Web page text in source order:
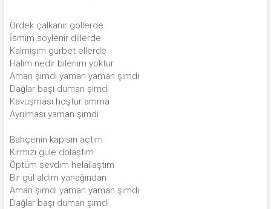
Ördek çalkanır göllerde
İsmim söylenir dillerde
Kalmışım gurbet ellerde
Halim nedir bilenim yoktur
Aman şimdi yaman yaman şimdi
Dağlar başı duman şimdi
Kavuşması hoştur amma
Ayrılması yaman şimdi
Bahçenin kapısın açtım
Kırmızı güle dolaştım
Öptüm sevdim helallaştım
Bir gül aldım yanağından
Aman şimdi yaman yaman şimdi
Dağlar başı duman şimdi